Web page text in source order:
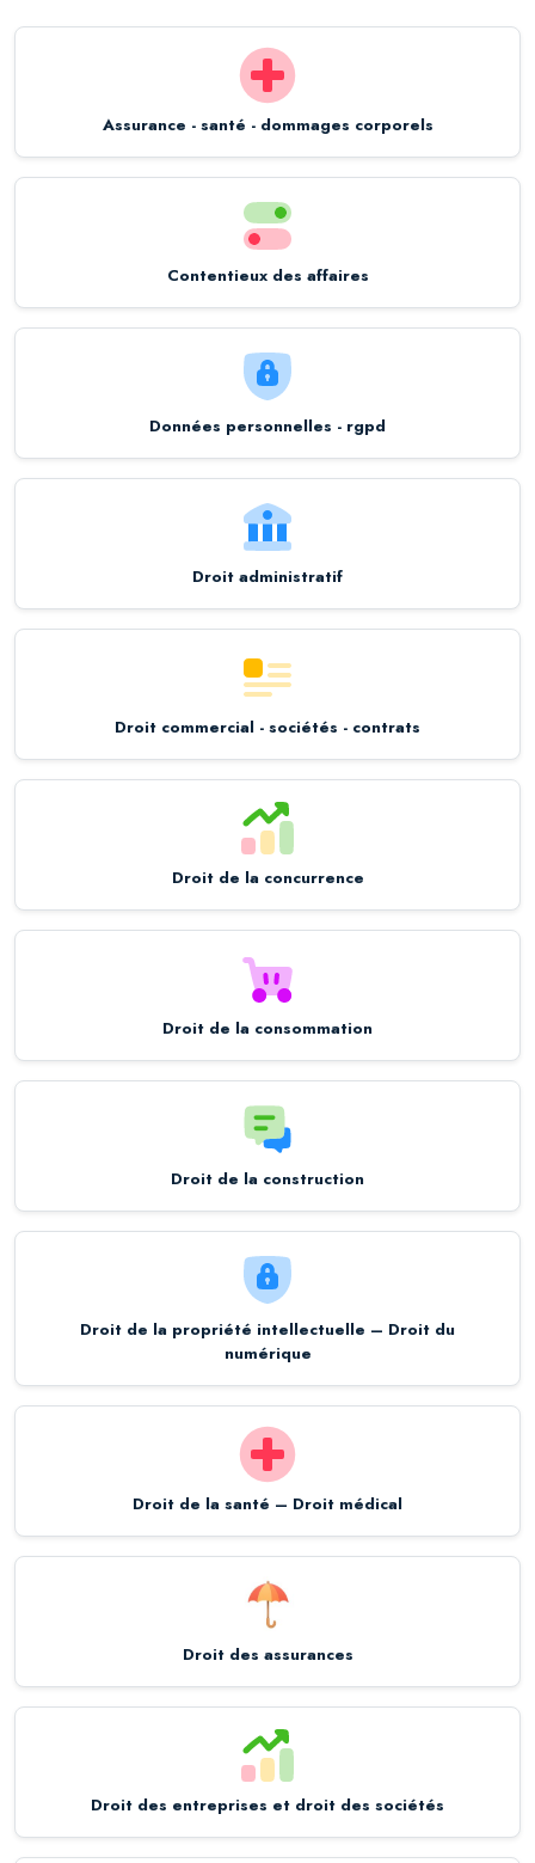
Assurance - santé - dommages corporels
Contentieux des affaires
Données personnelles - rgpd
Droit administratif
Droit commercial - sociétés - contrats
Droit de la concurrence
Droit de la consommation
Droit de la construction
Droit de la propriété intellectuelle – Droit du
numérique
Droit de la santé – Droit médical
Droit des assurances
Droit des entreprises et droit des sociétés